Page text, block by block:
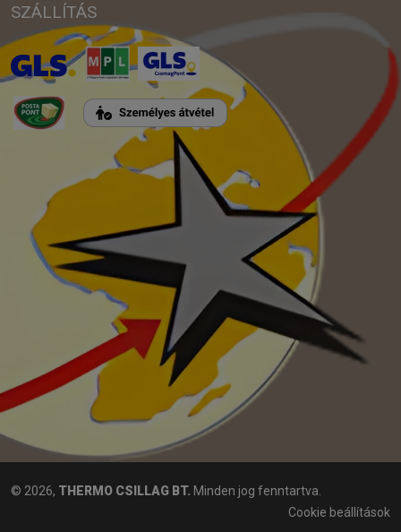
SZÁLLÍTÁS
© 2026, THERMO CSILLAG BT. Minden jog fenntartva.
Cookie beállítások